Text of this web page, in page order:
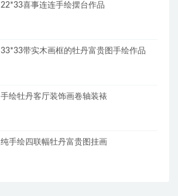
22*33喜事连连手绘摆台作品
33*33带实木画框的牡丹富贵图手绘作品
手绘牡丹客厅装饰画卷轴装裱
纯手绘四联幅牡丹富贵图挂画